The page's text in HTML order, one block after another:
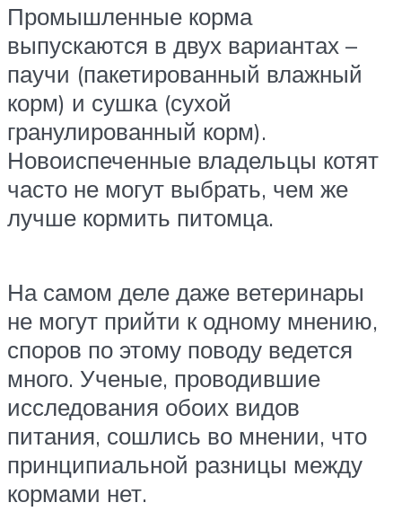
Промышленные корма
выпускаются в двух вариантах –
паучи (пакетированный влажный
корм) и сушка (сухой
гранулированный корм).
Новоиспеченные владельцы котят
часто не могут выбрать, чем же
лучше кормить питомца.
На самом деле даже ветеринары
не могут прийти к одному мнению,
споров по этому поводу ведется
много. Ученые, проводившие
исследования обоих видов
питания, сошлись во мнении, что
принципиальной разницы между
кормами нет.